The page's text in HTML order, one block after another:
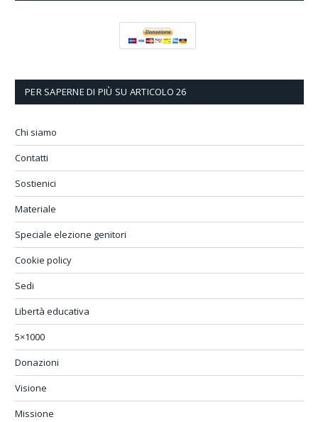
PER SAPERNE DI PIÙ SU ARTICOLO 26
Chi siamo
Contatti
Sostienici
Materiale
Speciale elezione genitori
Cookie policy
Sedi
Libertà educativa
5×1000
Donazioni
Visione
Missione